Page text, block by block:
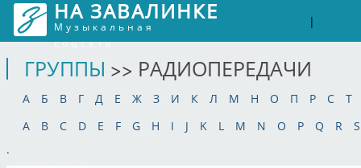
НА ЗАВАЛИНКЕ
Музыкальная
соцсеть
|
ГРУППЫ >> РАДИОПЕРЕДАЧИ
А Б В Г Д Е Ж З И К Л М Н О П Р С
Т
A
B C D E F G H I J K L M N O P Q R
S
.